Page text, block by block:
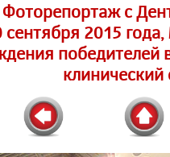
Фоторепортаж с
сентября 2015
победителей
клинический